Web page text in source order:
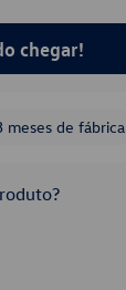
chegar!
meses de fábrica